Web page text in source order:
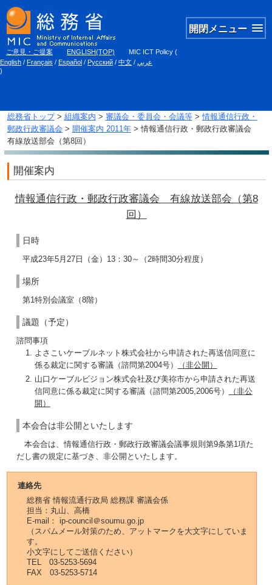
開閉メニュー
ご意見・ご提案 ENGLISH(TOP) MIC ICT Policy (
English / Français / Español / Русский / 中文 / عربي
)
総務省トップ> 組織案内 > 審議会・委員会・会議等>情報通信行政・
郵政行政審議会 > 開催案内 2011年> 情報通信行政・郵政行政審議会
有線放送部会（第8回）
開催案内
情報通信行政・郵政行政審議会 有線放送部会（第8
回）
日時
平成23年5月27日（金）13：30～（2時間30分程度）
場所
第1特別会議室（8階）
議題（予定）
諮問事項
よさこいケーブルネット株式会社から申請された再送信同意に
係る裁定に関する審議（諮問第2004号）
（非公開）
山口ケーブルビジョン株式会社及び美祢市から申請された再送
信同意に係る裁定に関する審議（諮問第2005,2006号）
（非公
開）
本会合は非公開といたします
本会合は、情報通信行政・郵政行政審議会議事規則第9条第1項た
だし書の規定に基づき、非公開といたします。
連絡先
総務省 情報流通行政局 総務課 審議会係
担当：丸山、高橋
E-mail： ip-council＠soumu.go.jp
（スパムメール対策のため、アットマークを大文字にしていま
す。
小文字にしてご送信ください）
TEL 03-5253-5694
FAX 03-5253-5714